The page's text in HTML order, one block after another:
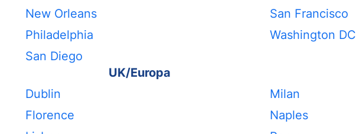
New Orleans
Philadelphia
San Diego
San Francisco
Washington DC
UK/Europa
Dublin
Florence
Milan
Naples